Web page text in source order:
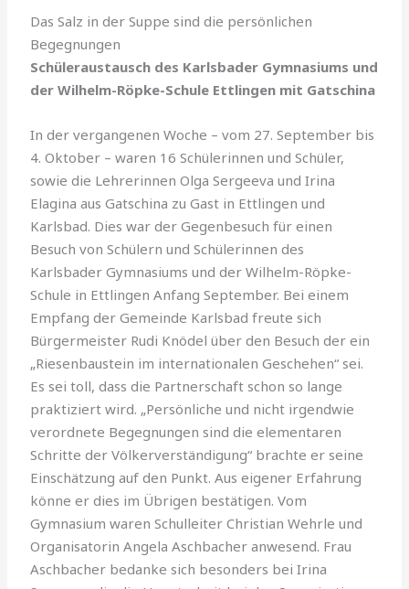
Das Salz in der Suppe sind die persönlichen
Begegnungen
Schüleraustausch des Karlsbader Gymnasiums und
der Wilhelm-Röpke-Schule Ettlingen mit Gatschina
In der vergangenen Woche – vom 27. September bis
4. Oktober – waren 16 Schülerinnen und Schüler,
sowie die Lehrerinnen Olga Sergeeva und Irina
Elagina aus Gatschina zu Gast in Ettlingen und
Karlsbad. Dies war der Gegenbesuch für einen
Besuch von Schülern und Schülerinnen des
Karlsbader Gymnasiums und der Wilhelm-Röpke-
Schule in Ettlingen Anfang September. Bei einem
Empfang der Gemeinde Karlsbad freute sich
Bürgermeister Rudi Knödel über den Besuch der ein
„Riesenbaustein im internationalen Geschehen“ sei.
Es sei toll, dass die Partnerschaft schon so lange
praktiziert wird. „Persönliche und nicht irgendwie
verordnete Begegnungen sind die elementaren
Schritte der Völkerverständigung“ brachte er seine
Einschätzung auf den Punkt. Aus eigener Erfahrung
könne er dies im Übrigen bestätigen. Vom
Gymnasium waren Schulleiter Christian Wehrle und
Organisatorin Angela Aschbacher anwesend. Frau
Aschbacher bedanke sich besonders bei Irina